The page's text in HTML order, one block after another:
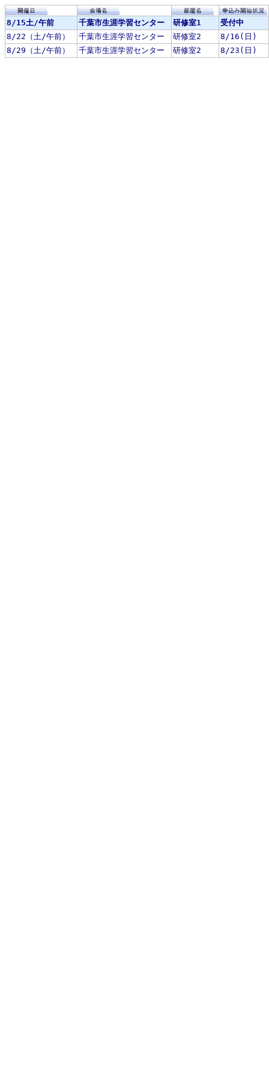
8/15土/午前 千葉市生涯学習センター 研修室1
受付中
8/22（土/午前）
千葉市生涯学習センター 研修室2
8/16(日)
8/29（土/午前）
千葉市生涯学習センター 研修室2 8/23(日)